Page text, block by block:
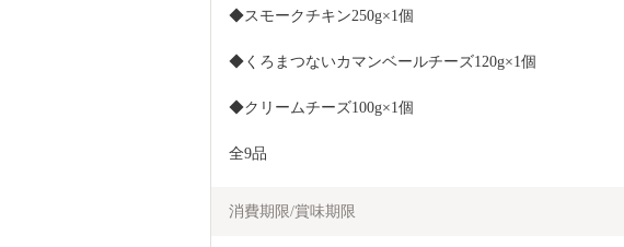
◆スモークチキン250g×1個
◆くろまつないカマンベールチーズ120g×1個
◆クリームチーズ100g×1個
全9品
消費期限/賞味期限